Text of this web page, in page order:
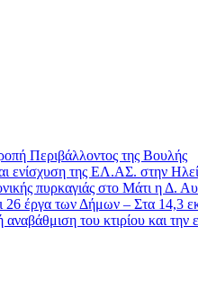
Περιβάλλοντος της Βουλής
ενίσχυση της ΕΛ.ΑΣ. στην
πυρκαγιάς στο Μάτι η Δ.
26 έργα των Δήμων – Στα 14,3
του κτιρίου και την